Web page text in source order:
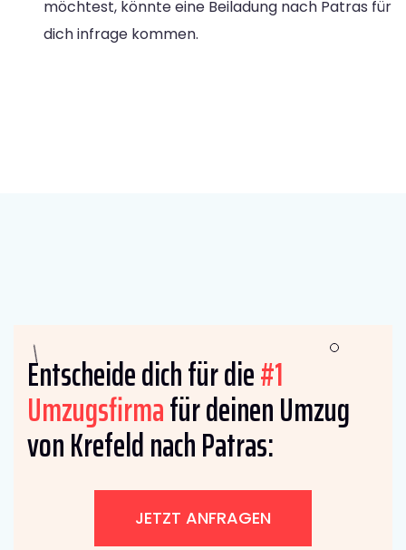
möchtest, könnte eine Beiladung nach Patras für
dich infrage kommen.
Entscheide dich für die#1
Umzugsfirmafür deinen Umzug
von Krefeld nach Patras:
JETZT ANFRAGEN